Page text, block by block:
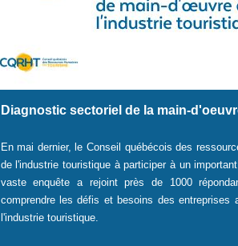
Diagnostic sectoriel de la main-
En mai dernier, le Conseil québécois des
de l'industrie touristique à participer à un
vaste enquête a rejoint près de 1000
comprendre les défis et besoins des
l'industrie touristique.